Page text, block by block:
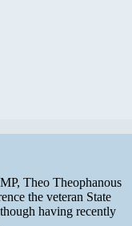
Theo Theophanous
the veteran State
having recently